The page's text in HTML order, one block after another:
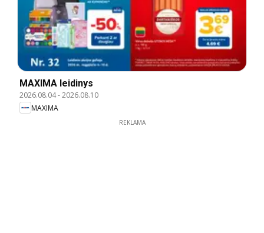
MAXIMA leidinys
2026.08.04-2026.08.10
MAXIMA
REKLAMA